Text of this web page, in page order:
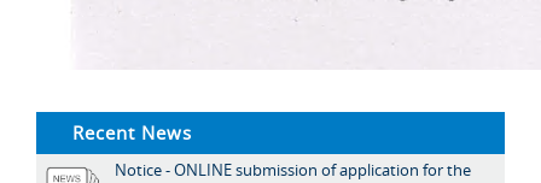
Recent News
Notice - ONLINE submission of application for the